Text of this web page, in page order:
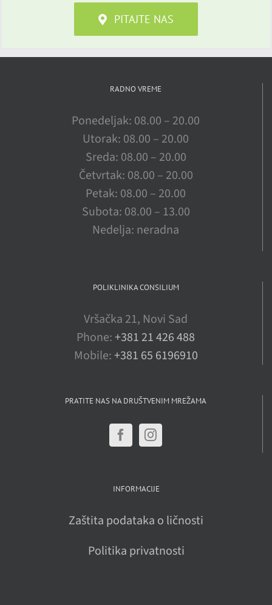
PITAJTE NAS
RADNO VREME
Ponedeljak: 08.00 – 20.00
Utorak: 08.00 – 20.00
Sreda: 08.00 – 20.00
Četvrtak: 08.00 – 20.00
Petak: 08.00 – 20.00
Subota: 08.00 – 13.00
Nedelja: neradna
POLIKLINIKA CONSILIUM
Vršačka 21, Novi Sad
Phone:+381 21 426 488
Mobile:+381 65 6196910
PRATITE NAS NA DRUŠTVENIM MREŽAMA
INFORMACIJE
Zaštita podataka o ličnosti
Politika privatnosti